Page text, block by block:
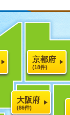
京都府
(18件)
大阪府
(86件)